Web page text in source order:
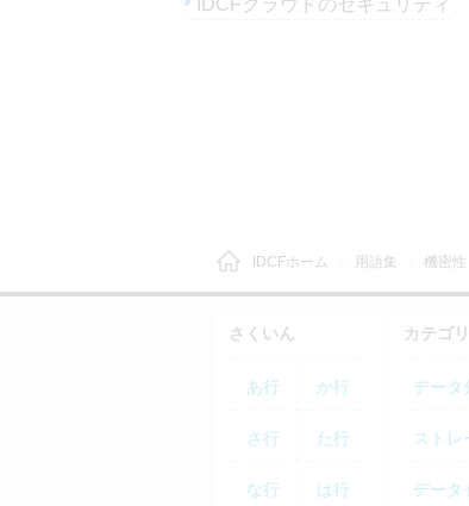
IDCFクラウドのセキュリティ
IDCFホーム 用語集 機密性
さくいん
あ行 か行
さ行 た行
な行 は行
カテゴ
データ
ストレ
データ